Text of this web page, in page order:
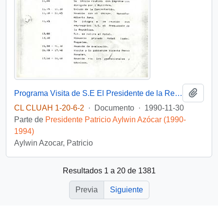
Programa Visita de S.E El Presidente de la República a Chillán.
CL CLUAH 1-20-6-2
· Documento · 1990-11-30
Parte de Presidente Patricio Aylwin Azócar (1990-
1994)
Aylwin Azocar, Patricio
Resultados 1 a 20 de 1381
Previa Siguiente